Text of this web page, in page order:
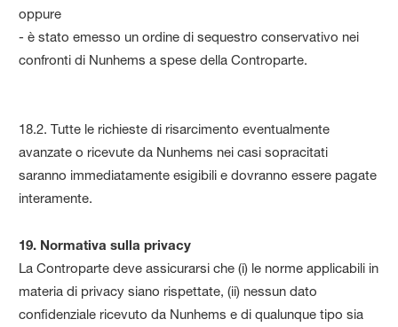
oppure
- è stato emesso un ordine di sequestro conservativo nei
confronti di Nunhems a spese della Controparte.
18.2. Tutte le richieste di risarcimento eventualmente
avanzate o ricevute da Nunhems nei casi sopracitati
saranno immediatamente esigibili e dovranno essere pagate
interamente.
19. Normativa sulla privacy
La Controparte deve assicurarsi che (i) le norme applicabili in
materia di privacy siano rispettate, (ii) nessun dato
confidenziale ricevuto da Nunhems e di qualunque tipo sia